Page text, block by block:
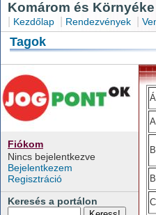
Komárom és
Kezdőlap Rendezvények
Tagok
Fiókom
Nincs bejelentkezve
Bejelentkezem
Regisztráció
Keresés a portálon